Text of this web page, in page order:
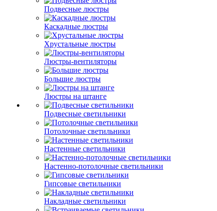
Подвесные люстры
Каскадные люстры
Хрустальные люстры
Люстры-вентиляторы
Большие люстры
Люстры на штанге
Подвесные светильники
Потолочные светильники
Настенные светильники
Настенно-потолочные светильники
Гипсовые светильники
Накладные светильники